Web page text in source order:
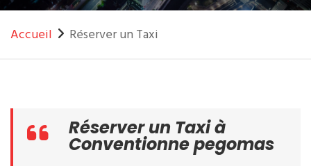
Accueil Réserver un Taxi
Réserver un Taxi à
Conventionne pegomas